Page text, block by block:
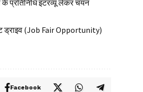
प्रतिनिधि इंटरव्यू लेकर चयन
ड्राइव (Job Fair Opportunity)
Facebook